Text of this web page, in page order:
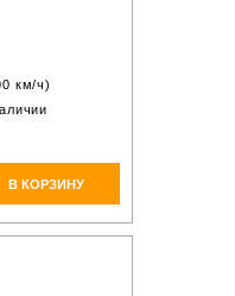
км/ч)
В КОРЗИНУ